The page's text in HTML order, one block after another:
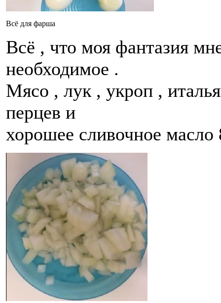
Всё для фарша
Всё , что моя фантазия
необходимое .
Мясо , лук , укроп ,
перцев и
хорошее сливочное масло